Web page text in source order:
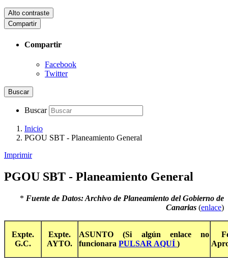
Alto contraste
Compartir
Compartir
Facebook
Twitter
Buscar
Buscar
Inicio
PGOU SBT - Planeamiento General
Imprimir
PGOU SBT - Planeamiento General
* Fuente de Datos: Archivo de Planeamiento del Gobierno de
Canarias (enlace)
Expte.
G.C.
Expte.
AYTO.
ASUNTO (Si algún enlace no
funcionara PULSAR AQUÍ )